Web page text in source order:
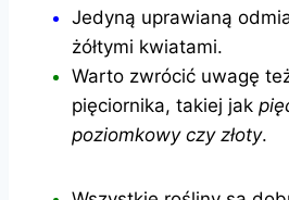
Jedyną uprawianą
żółtymi kwiatami.
Warto zwrócić uwagę
pięciornika, takiej jak
poziomkowy czy złoty.